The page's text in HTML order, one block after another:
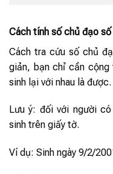
Cách tính số chủ đạo số
Cách tra cứu số chủ
giản, bạn chỉ cần cộng
sinh lại với nhau là được.
Lưu ý: đối với người
sinh trên giấy tờ.
Ví dụ: Sinh ngày 9/2/